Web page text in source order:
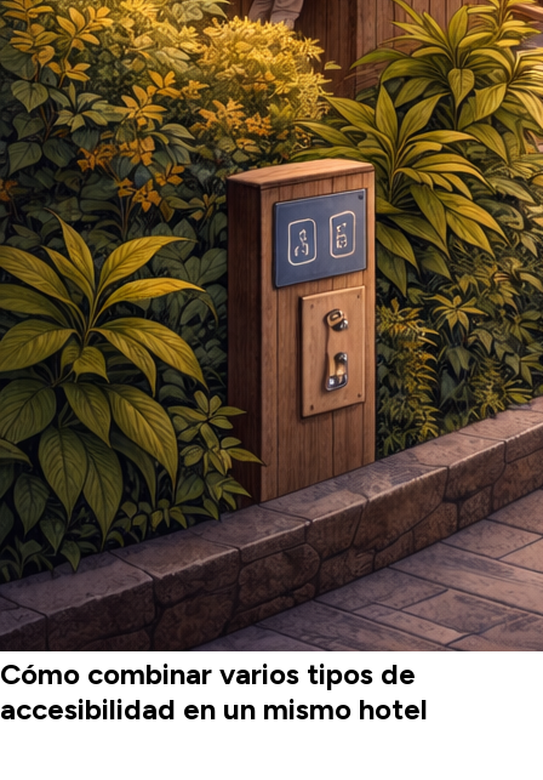
Cómo combinar varios tipos de
accesibilidad en un mismo hotel